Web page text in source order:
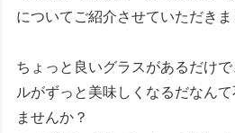
についてご紹介させていただきま
ちょっと良いグラスがあるだけ
ルがずっと美味しくなるだなん
ませんか？